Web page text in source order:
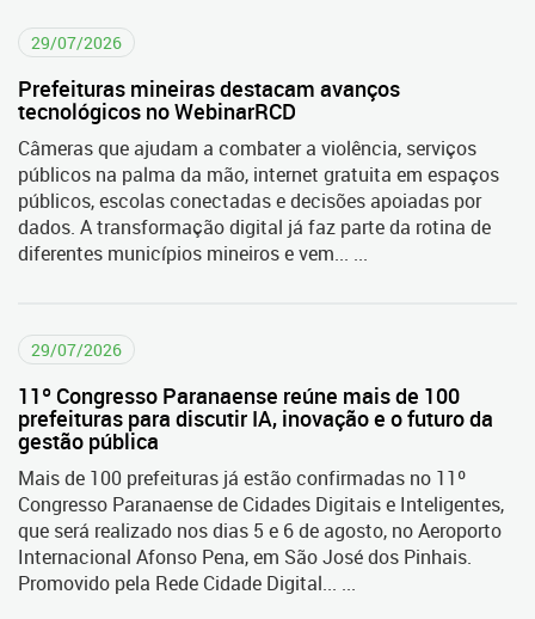
29/07/2026
Prefeituras mineiras destacam avanços
tecnológicos no WebinarRCD
Câmeras que ajudam a combater a violência, serviços
públicos na palma da mão, internet gratuita em espaços
públicos, escolas conectadas e decisões apoiadas por
dados. A transformação digital já faz parte da rotina de
diferentes municípios mineiros e vem... ...
29/07/2026
11º Congresso Paranaense reúne mais de 100
prefeituras para discutir IA, inovação e o futuro da
gestão pública
Mais de 100 prefeituras já estão confirmadas no 11º
Congresso Paranaense de Cidades Digitais e Inteligentes,
que será realizado nos dias 5 e 6 de agosto, no Aeroporto
Internacional Afonso Pena, em São José dos Pinhais.
Promovido pela Rede Cidade Digital... ...